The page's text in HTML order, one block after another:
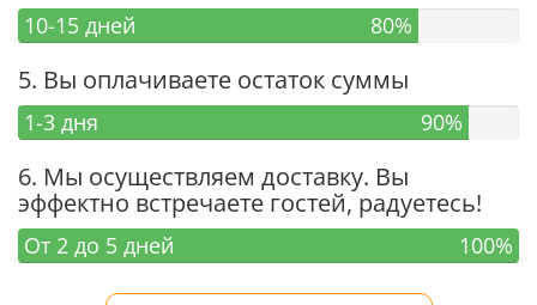
10-15 дней 80%
5. Вы оплачиваете остаток суммы
1-3 дня 90%
6. Мы осуществляем доставку. Вы
эффектно встречаете гостей, радуетесь!
От 2 до 5 дней 100%